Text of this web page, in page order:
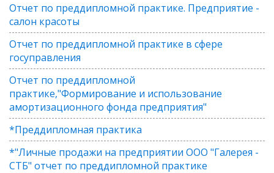
Отчет по преддипломной практике. Предприятие -
салон красоты
Отчет по преддипломной практике в сфере
госуправления
Отчет по преддипломной
практике,"Формирование и использование
амортизационного фонда предприятия"
*Преддипломная практика
*"Личные продажи на предприятии ООО "Галерея -
СТБ" отчет по преддипломной практике